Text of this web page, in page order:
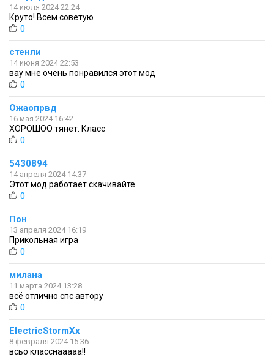
14 июля 2024 22:24
Круто! Всем советую
0
стенли
14 июня 2024 22:53
вау мне очень понравился этот мод
0
Ожаопрвд
16 мая 2024 16:42
ХОРОШОО тянет. Класс
0
5430894
14 апреля 2024 14:37
Этот мод работает скачивайте
0
Пон
13 апреля 2024 16:19
Прикольная игра
0
милана
11 марта 2024 13:28
всё отлично спс автору
0
ElectricStormXx
8 февраля 2024 15:36
всьо класснааааа!!